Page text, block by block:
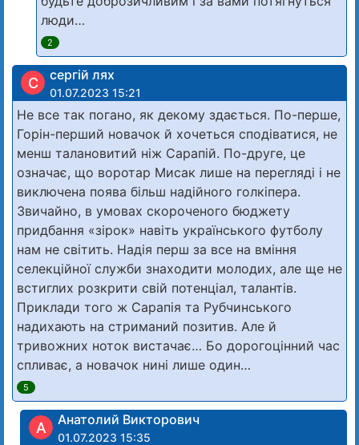
люди…
2
С сергій лях
01.07.2023 15:21
Не все так погано, як декому здається. По-перше,
Горін-перший новачок й хочеться сподіватися, не
менш талановитий ніж Сарапій. По-друге, це
означає, що воротар Мисак лише на перегляді і не
виключена поява більш надійного голкіпера.
Звичайно, в умовах скороченого бюджету
придбання «зірок» навіть українського футболу
нам не світить. Надія перш за все на вміння
селекційної служби знаходити молодих, але ще не
встиглих розкрити свій потенціал, талантів.
Приклади того ж Сарапія та Рубчинського
надихають на стриманий позитив. Але й
тривожних ноток вистачає… Бо дорогоцінний час
спливає, а новачок нині лише один…
5
А Анатолий Викторович
01.07.2023 15:35